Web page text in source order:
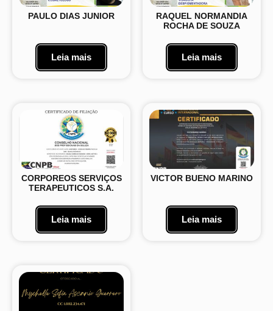
PAULO DIAS JUNIOR
Leia mais
RAQUEL NORMANDIA
ROCHA DE SOUZA
Leia mais
CORPOREOS SERVIÇOS
TERAPEUTICOS S.A.
Leia mais
VICTOR BUENO MARINO
Leia mais